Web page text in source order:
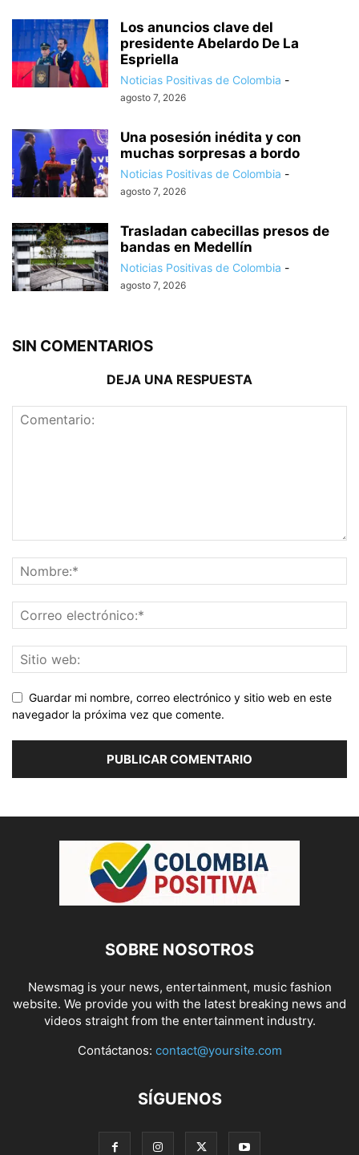
Los anuncios clave del
presidente Abelardo De La
Espriella
Noticias Positivas de Colombia -
agosto 7, 2026
Una posesión inédita y con
muchas sorpresas a bordo
Noticias Positivas de Colombia -
agosto 7, 2026
Trasladan cabecillas presos de
bandas en Medellín
Noticias Positivas de Colombia -
agosto 7, 2026
SIN COMENTARIOS
DEJA UNA RESPUESTA
Guardar mi nombre, correo electrónico y sitio web en este
navegador la próxima vez que comente.
SOBRE NOSOTROS
Newsmag is your news, entertainment, music fashion
website. We provide you with the latest breaking news and
videos straight from the entertainment industry.
Contáctanos: contact@yoursite.com
SÍGUENOS